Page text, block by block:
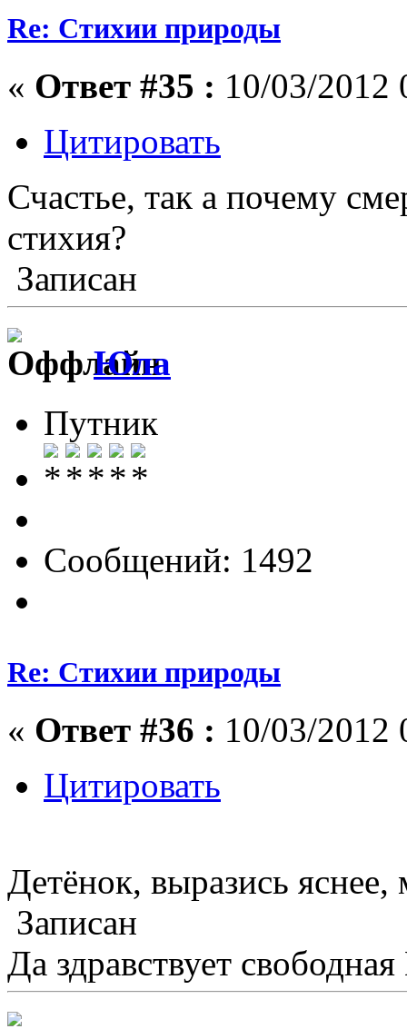
Re: Стихии природы
« Ответ #35 : 10/03/2012
Цитировать
Счастье, так а почему
стихия?
Записан
Юла
Путник
Сообщений: 1492
Re: Стихии природы
« Ответ #36 : 10/03/2012
Цитировать
Детёнок, выразись
Записан
Да здравствует